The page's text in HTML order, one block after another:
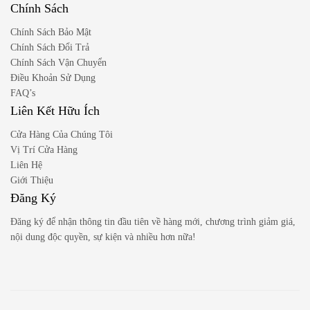
Chính Sách
Chính Sách Bảo Mật
Chính Sách Đổi Trả
Chính Sách Vận Chuyển
Điều Khoản Sử Dụng
FAQ’s
Liên Kết Hữu Ích
Cửa Hàng Của Chúng Tôi
Vị Trí Cửa Hàng
Liên Hệ
Giới Thiệu
Đăng Ký
Đăng ký để nhận thông tin đầu tiên về hàng mới, chương trình giảm giá,
nội dung độc quyền, sự kiện và nhiều hơn nữa!